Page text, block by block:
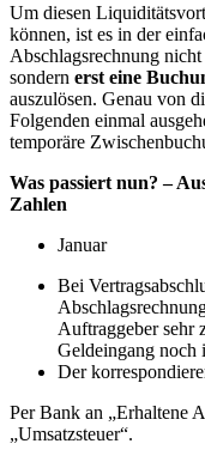
Um diesen
können, ist es in der
Abschlagsrechnung
sondern erst eine
auszulösen. Genau von
Folgenden einmal
temporäre
Was passiert nun? –
Zahlen
Januar
Bei
Auftraggeber sehr
Geldeingang noch
Der
Per Bank an „Erhaltene
„Umsatzsteuer“.